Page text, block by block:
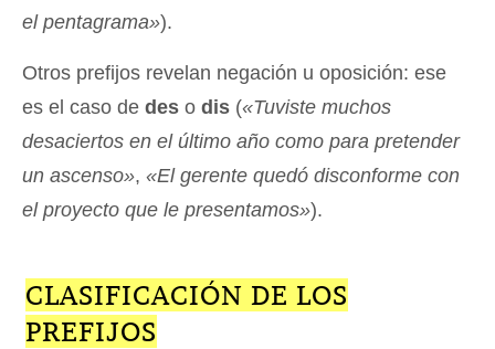
el pentagrama»).
Otros prefijos revelan negación u oposición: ese
es el caso de des o dis («Tuviste muchos
desaciertos en el último año como para pretender
un ascenso», «El gerente quedó disconforme con
el proyecto que le presentamos»).
CLASIFICACIÓN DE LOS
PREFIJOS